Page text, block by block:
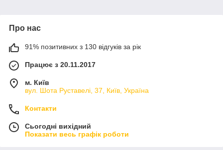
Про нас
91% позитивних з 130 відгуків за рік
Працює з 20.11.2017
м. Київ
вул. Шота Руставелі, 37, Київ, Україна
Контакти
Сьогодні вихідний
Показати весь графік роботи